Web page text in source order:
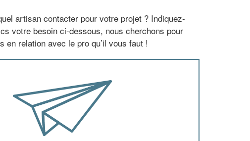
artisan contacter pour votre projet ? Indiquez-
votre besoin ci-dessous, nous cherchons pour
en relation avec le pro qu’il vous faut !